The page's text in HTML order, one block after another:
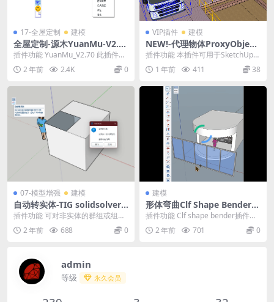
17-全屋定制 建模
全屋定制-源木YuanMu-V2.70
-无需联网和注册，安装即用。
插件功能 YuanMu_V2.70 此插件无
需联网和注册，安装即用。 1.加入
编...2 年前 2.4K 0
VIP插件 建模
NEW!-代理物体ProxyObject
s-V1.0 for SketchUp2025插
插件功能 本插件可用于SketchUp场
景中将复杂的模型采用BOX盒子方
式创建代...
1 年前 411 38
07-模型增强 建模
自动转实体-TIG solidsolver-
V8.0
插件功能 可对非实体的群组或组件
进行分析，列出有问题的地方，自
动计算并转换成实体...
2 年前 688 0
建模
形体弯曲Clf Shape Bender V
0.6.1中文版 for SketchUp20
插件功能 Clf shape bender插件是
一款辅助建模插件，用户可以通过
安...2 年前 701 0
admin
等级 永久会员